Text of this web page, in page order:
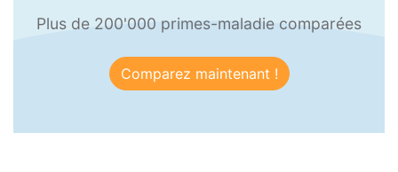
Plus de 200'000 primes-maladie comparées
Comparez maintenant !